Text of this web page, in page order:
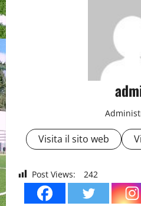
Visita il sito web
Post Views: 242